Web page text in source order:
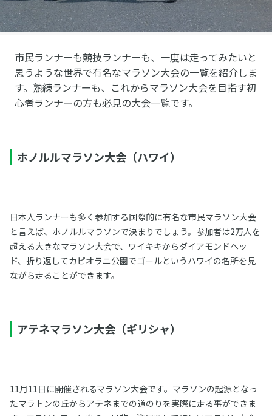
市民ランナーも競技ランナーも、一度は走ってみたいと
思うような世界で有名なマラソン大会の一覧を紹介しま
す。熟練ランナーも、これからマラソン大会を目指す初
心者ランナーの方も必見の大会一覧です。
ホノルルマラソン大会（ハワイ）
日本人ランナーも多く参加する国際的に有名な市民マラソン大会
と言えば、ホノルルマラソンで決まりでしょう。参加者は2万人を
超える大きなマラソン大会で、ワイキキからダイアモンドヘッ
ド、折り返してカピオラニ公園でゴールというハワイの名所を見
ながら走ることができます。
アテネマラソン大会（ギリシャ）
11月11日に開催されるマラソン大会です。マラソンの起源となっ
たマラトンの丘からアテネまでの道のりを実際に走る事ができま